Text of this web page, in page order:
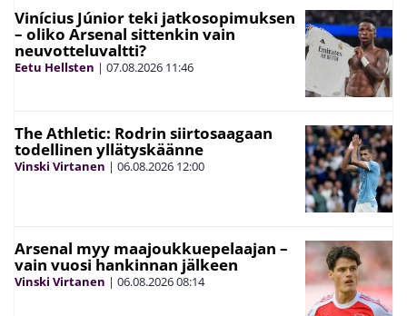
Vinícius Júnior teki jatkosopimuksen
– oliko Arsenal sittenkin vain
neuvotteluvaltti?
Eetu Hellsten | 07.08.2026 11:46
The Athletic: Rodrin siirtosaagaan
todellinen yllätyskäänne
Vinski Virtanen | 06.08.2026 12:00
Arsenal myy maajoukkuepelaajan –
vain vuosi hankinnan jälkeen
Vinski Virtanen | 06.08.202608:14